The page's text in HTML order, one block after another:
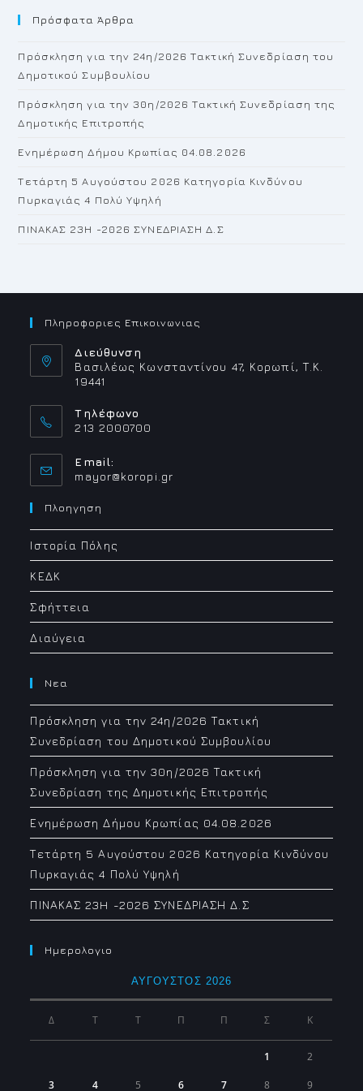
Πρόσφατα Άρθρα
Πρόσκληση για την 24η/2026 Τακτική Συνεδρίαση του
Δημοτικού Συμβουλίου
Πρόσκληση για την 30η/2026 Τακτική Συνεδρίαση της
Δημοτικής Επιτροπής
Ενημέρωση Δήμου Κρωπίας 04.08.2026
Τετάρτη 5 Αυγούστου 2026 Κατηγορία Κινδύνου
Πυρκαγιάς 4 Πολύ Υψηλή
ΠΙΝΑΚΑΣ 23H -2026 ΣΥΝΕΔΡΙΑΣΗ Δ.Σ
Πληροφοριες Επικοινωνιας
Διεύθυνση
Βασιλέως Κωνσταντίνου 47, Κορωπί, Τ.Κ.
19441
Τηλέφωνο
213 2000700
Email:
mayor@koropi.grOpens
Πλοηγηση
Ιστορία Πόλης
ΚΕΔΚ
Σφήττεια
Διαύγεια
Νεα
Πρόσκληση για την 24η/2026 Τακτική
Συνεδρίαση του Δημοτικού Συμβουλίου
Πρόσκληση για την 30η/2026 Τακτική
Συνεδρίαση της Δημοτικής Επιτροπής
Ενημέρωση Δήμου Κρωπίας 04.08.2026
Τετάρτη 5 Αυγούστου 2026 Κατηγορία Κινδύνου
Πυρκαγιάς 4 Πολύ Υψηλή
ΠΙΝΑΚΑΣ 23H -2026 ΣΥΝΕΔΡΙΑΣΗ Δ.Σ
Ημερολογιο
ΑΎΓΟΥΣΤΟΣ 2026
Δ Τ Τ Π Π Σ Κ
1 2
3 4 5 6 7 8 9